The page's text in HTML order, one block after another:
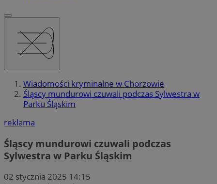
Wiadomości kryminalne w Chorzowie
Śląscy mundurowi czuwali podczas Sylwestra w
Parku Śląskim
reklama
Śląscy mundurowi czuwali podczas
Sylwestra w Parku Śląskim
02 stycznia 2025 14:15